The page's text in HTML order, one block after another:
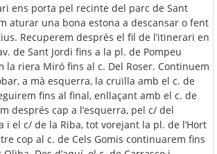
ens porta pel recinte del parc de Sant
aturar una bona estona a descansar o fent
Recuperem després el fil de l’itinerari en
de Sant Jordi fins a la pl. de Pompeu
la riera Miró fins al c. Del Roser. Continuem
a mà esquerra, la cruïlla amb el c. de
fins al final, enllaçant amb el c. de
després cap a l’esquerra, pel c/ del
i el c/ de la Riba, tot vorejant la pl. de l’Hort
cop al c. de Cels Gomis continuarem fins